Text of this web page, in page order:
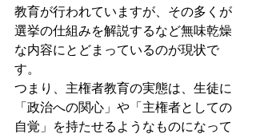
教育が行われていますが、その多くが
選挙の仕組みを解説するなど無味乾燥
な内容にとどまっているのが現状で
す。
つまり、主権者教育の実態は、生徒に
「政治への関心」や「主権者としての
自覚」を持たせるようなものになって